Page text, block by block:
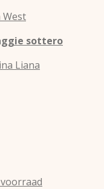
West
sottero
Liana